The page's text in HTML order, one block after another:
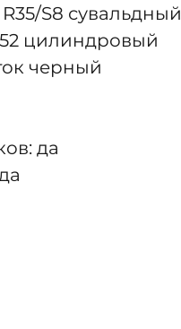
S8 сувальдный
цилиндровый
черный
да